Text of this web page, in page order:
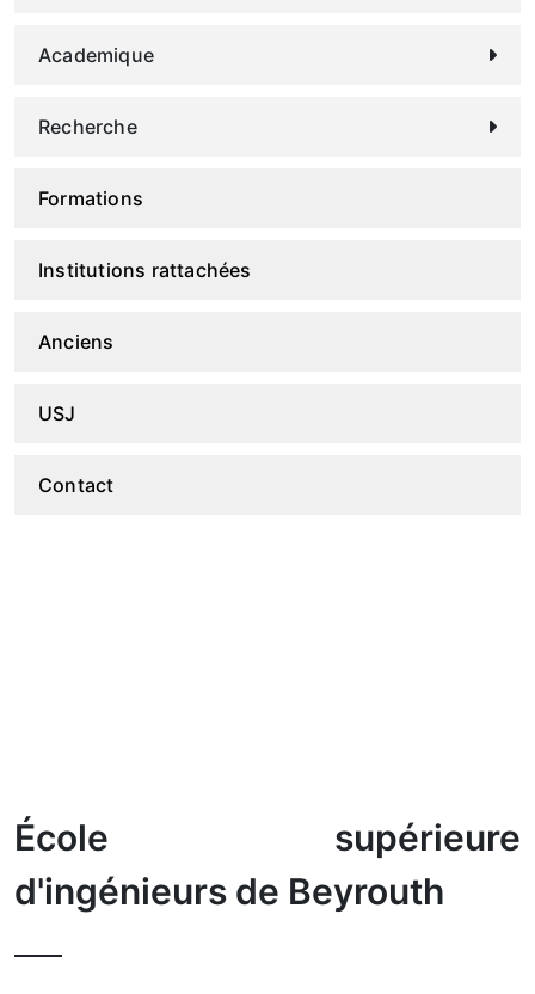
Academique
Recherche
Formations
Institutions rattachées
Anciens
USJ
Contact
École supérieure
d'ingénieurs de Beyrouth